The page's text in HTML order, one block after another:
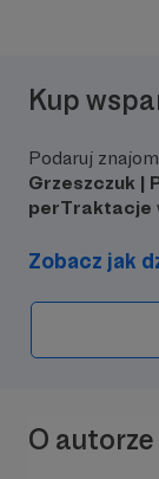
Kup
Podaruj
Grzeszczuk |
perTraktacje
Zobacz jak
O autorze